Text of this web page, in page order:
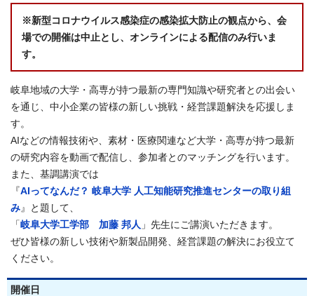
※新型コロナウイルス感染症の感染拡大防止の観点から、会
場での開催は中止とし、オンラインによる配信のみ行いま
す。
岐阜地域の大学・高専が持つ最新の専門知識や研究者との出会い
を通じ、中小企業の皆様の新しい挑戦・経営課題解決を応援しま
す。
AIなどの情報技術や、素材・医療関連など大学・高専が持つ最新
の研究内容を動画で配信し、参加者とのマッチングを行います。
また、基調講演では
『AIってなんだ？ 岐阜大学 人工知能研究推進センターの取り組
み 』と題して、
「岐阜大学工学部 加藤 邦人 」先生にご講演いただきます。
ぜひ皆様の新しい技術や新製品開発、経営課題の解決にお役立て
ください。
開催日